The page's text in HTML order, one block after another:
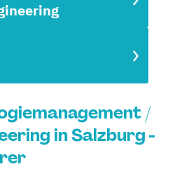
/
in Salzburg -